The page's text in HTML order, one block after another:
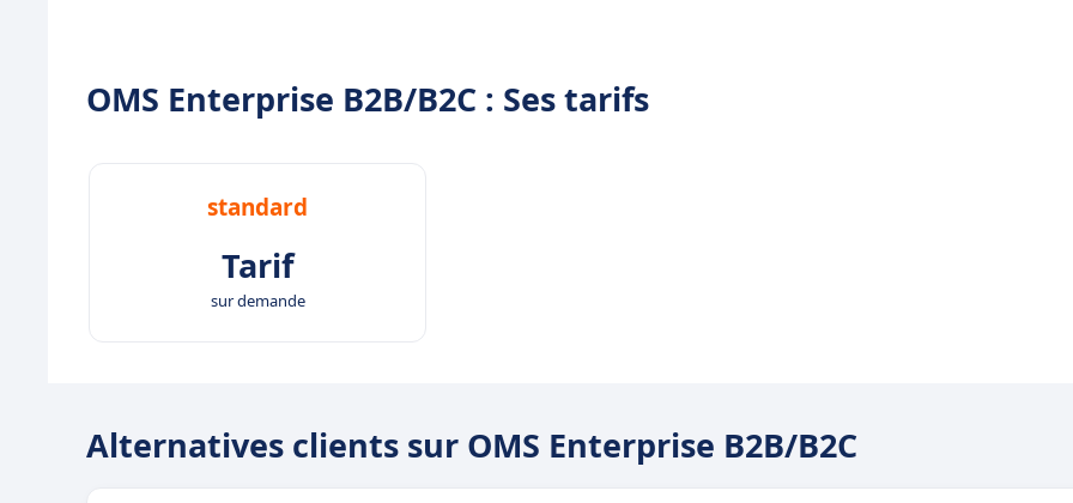
OMS Enterprise B2B/B2C : Ses tarifs
standard
Tarif
sur demande
Alternatives clients sur OMS Enterprise B2B/B2C